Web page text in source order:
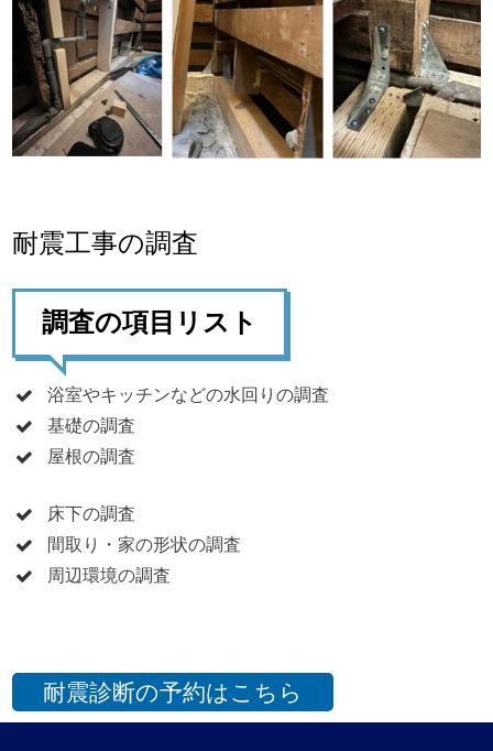
耐震工事の調査
調査の項目リスト
浴室やキッチンなどの水回りの調査
基礎の調査
屋根の調査
床下の調査
間取り・家の形状の調査
周辺環境の調査
耐震診断の予約はこちら